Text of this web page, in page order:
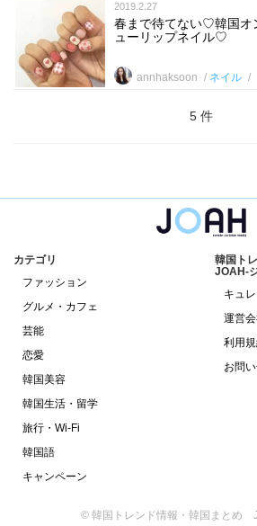
2019.2.27
春まで待てない♡韓国オ
ューリップネイル♡
annhaksoon ネイル
5 件
カテゴリ
ファッション
グルメ・カフェ
芸能
恋愛
韓国美容
韓国生活・留学
旅行・Wi-Fi
韓国語
キャンペーン
韓国ト
JOAH-
キュ
運営
利用
お問
© 韓国トレンド情報・韓国まとめ